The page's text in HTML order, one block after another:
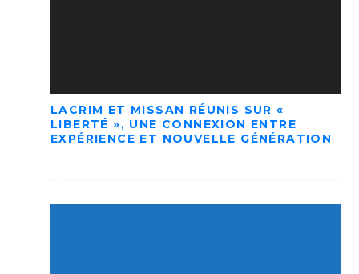
LACRIM ET MISSAN RÉUNIS SUR «
LIBERTÉ », UNE CONNEXION ENTRE
EXPÉRIENCE ET NOUVELLE GÉNÉRATION